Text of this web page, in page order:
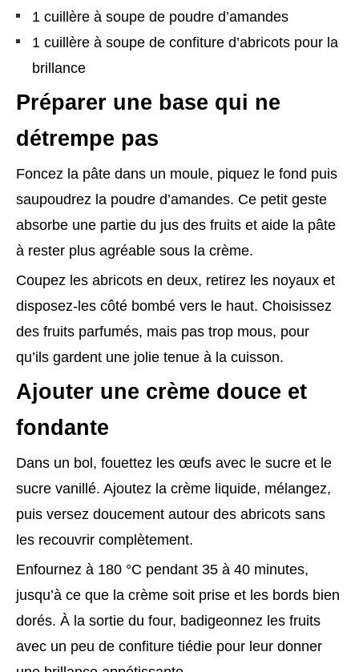
1 cuillère à soupe de poudre d’amandes
1 cuillère à soupe de confiture d’abricots pour la
brillance
Préparer une base qui ne
détrempe pas
Foncez la pâte dans un moule, piquez le fond puis
saupoudrez la poudre d’amandes. Ce petit geste
absorbe une partie du jus des fruits et aide la pâte
à rester plus agréable sous la crème.
Coupez les abricots en deux, retirez les noyaux et
disposez-les côté bombé vers le haut. Choisissez
des fruits parfumés, mais pas trop mous, pour
qu’ils gardent une jolie tenue à la cuisson.
Ajouter une crème douce et
fondante
Dans un bol, fouettez les œufs avec le sucre et le
sucre vanillé. Ajoutez la crème liquide, mélangez,
puis versez doucement autour des abricots sans
les recouvrir complètement.
Enfournez à 180 °C pendant 35 à 40 minutes,
jusqu’à ce que la crème soit prise et les bords bien
dorés. À la sortie du four, badigeonnez les fruits
avec un peu de confiture tiédie pour leur donner